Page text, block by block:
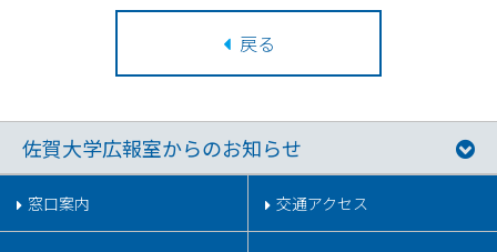
戻る
佐賀大学広報室からのお知らせ
窓口案内 交通アクセス